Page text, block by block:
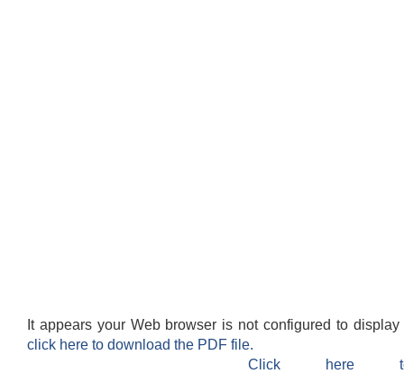
It appears your Web browser is not configured to
click here to download the PDF file.
Click here